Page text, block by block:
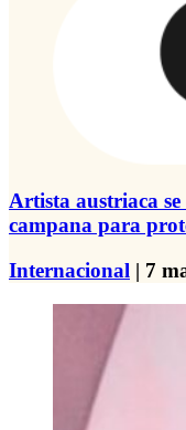
Artista austriaca se
campana para
Internacional | 7